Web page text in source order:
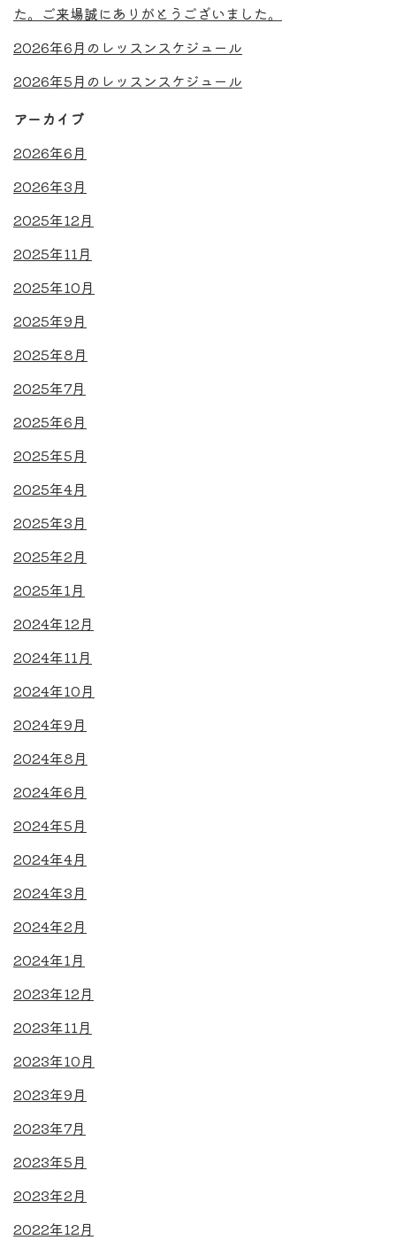
た。ご来場誠にありがとうございました。
2026年6月のレッスンスケジュール
2026年5月のレッスンスケジュール
アーカイブ
2026年6月
2026年3月
2025年12月
2025年11月
2025年10月
2025年9月
2025年8月
2025年7月
2025年6月
2025年5月
2025年4月
2025年3月
2025年2月
2025年1月
2024年12月
2024年11月
2024年10月
2024年9月
2024年8月
2024年6月
2024年5月
2024年4月
2024年3月
2024年2月
2024年1月
2023年12月
2023年11月
2023年10月
2023年9月
2023年7月
2023年5月
2023年2月
2022年12月